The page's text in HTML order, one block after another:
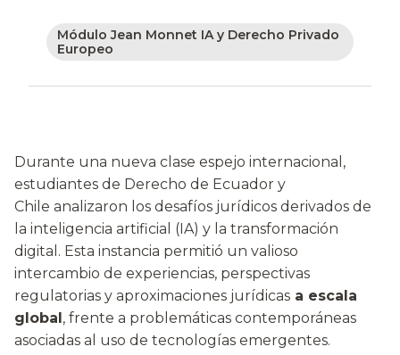
Módulo Jean Monnet IA y Derecho Privado
Europeo
Durante una nueva clase espejo internacional,
estudiantes de Derecho de Ecuador y
Chile analizaron los desafíos jurídicos derivados de
la inteligencia artificial (IA) y la transformación
digital. Esta instancia permitió un valioso
intercambio de experiencias, perspectivas
regulatorias y aproximaciones jurídicas a escala
global, frente a problemáticas contemporáneas
asociadas al uso de tecnologías emergentes.